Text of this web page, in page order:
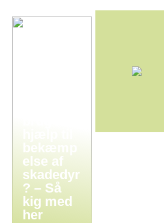
bekæmp
else af
skadedyr
? – Så
kig med
her